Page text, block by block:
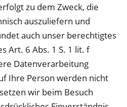
zu dem Zweck, die
auszuliefern und
auch unser berechtigtes
Art. 6 Abs. 1 S. 1 lit. f
Datenverarbeitung
Ihre Person werden nicht
wir beim Besuch